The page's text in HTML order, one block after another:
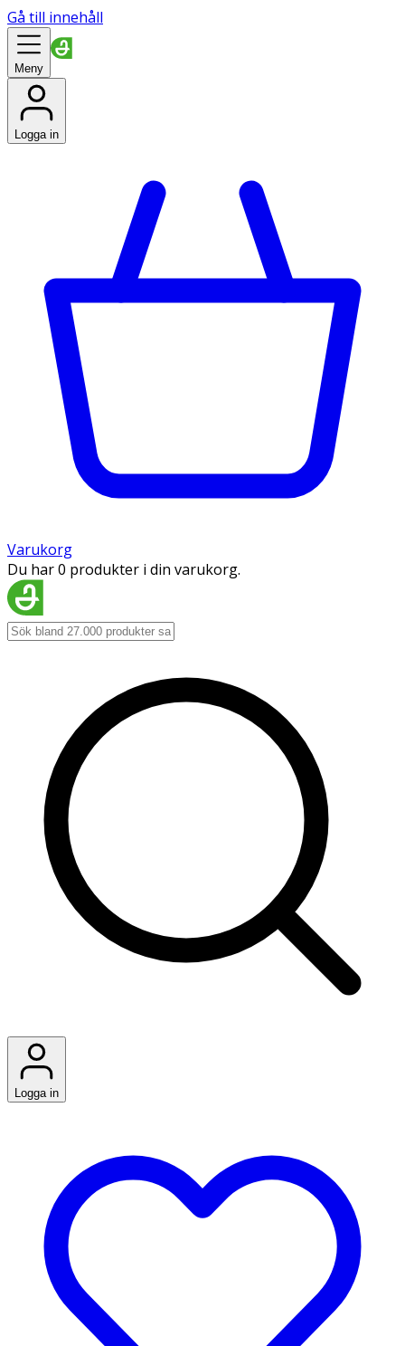
Gå till innehåll
Meny
Logga in
Varukorg
Du har 0 produkter i din varukorg.
Logga in